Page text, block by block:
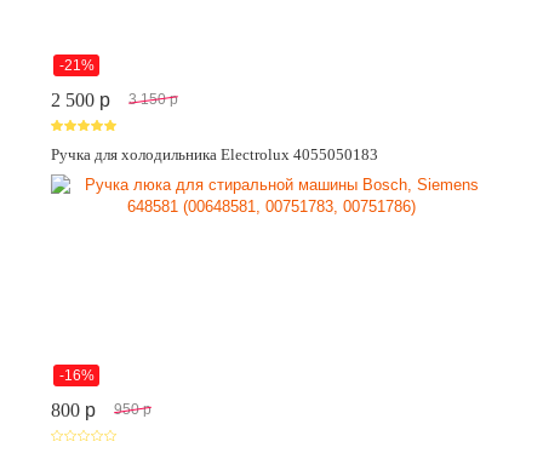
-21%
2 500 p 3 150 p
Ручка для холодильника Electrolux 4055050183
-16%
800 p 950 p